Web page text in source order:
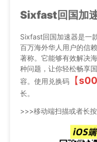
Sixfast回国加
Sixfast回国加速器是一
百万海外华人用户的信
著称。它能够有效解决
种问题，让你轻松畅享
容。使用兑换码
【
长。
>>>移动端扫描或者长